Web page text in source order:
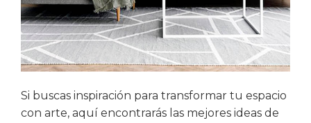
Si buscas inspiración para transformar tu espacio
con arte, aquí encontrarás las mejores ideas de